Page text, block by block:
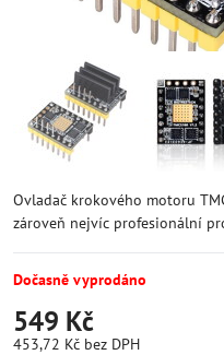
Ovladač krokového motoru
zároveň nejvíc profesionální
Dočasně vyprodáno
549 Kč
453,72 Kč bez DPH